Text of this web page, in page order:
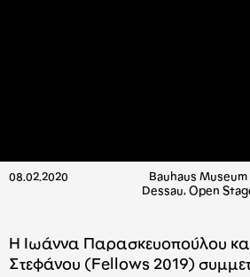
08.02.2020
Bauhaus Museum
Dessau, Open
H Iωάννα Παρασκευοπούλου
Στεφάνου (Fellows 2019)